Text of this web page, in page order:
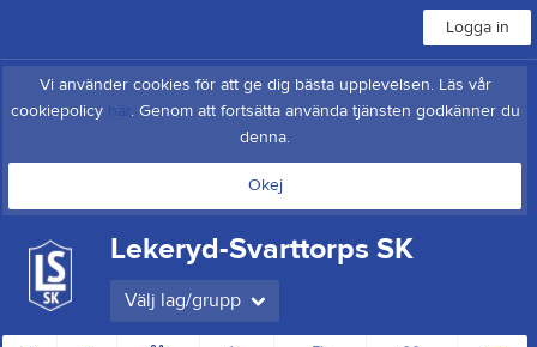
Logga in
Vi använder cookies för att ge dig bästa upplevelsen. Läs vår
cookiepolicy
. Genom att fortsätta använda tjänsten godkänner du
denna.
Okej
Lekeryd-Svarttorps SK
Välj lag/grupp